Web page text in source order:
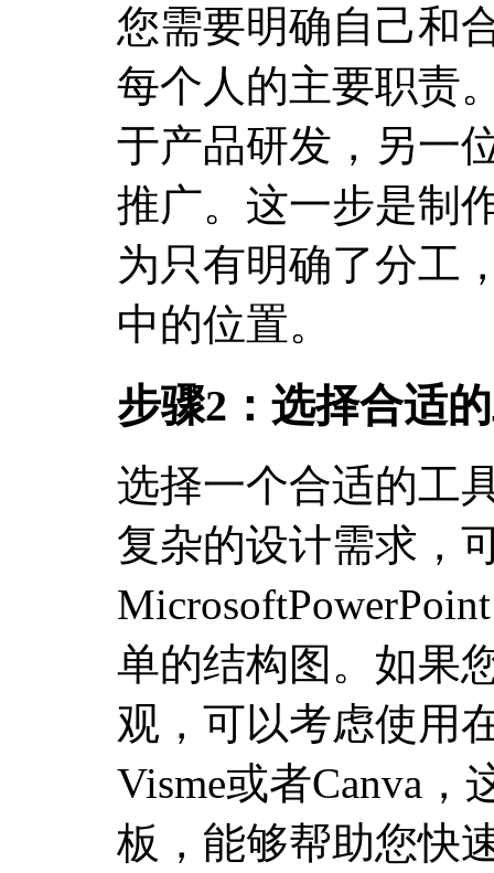
您需要明确自己和
每个人的主要职责
于产品研发，另一
推广。这一步是制
为只有明确了分工
中的位置。
步骤2：选择合适
选择一个合适的工
复杂的设计需求，
单的结构图。如果
观，可以考虑使用
Visme或者Canva
板，能够帮助您快